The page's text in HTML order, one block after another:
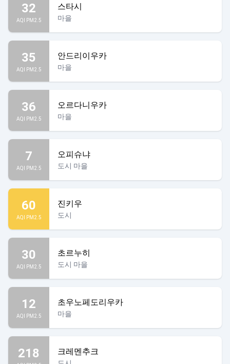
32
AQI PM2.5
스타시
마을
35
AQI PM2.5
안드리이우카
마을
36
AQI PM2.5
오르다니우카
마을
7
AQI PM2.5
오피슈냐
도시 마을
60
AQI PM2.5
진키우
도시
30
AQI PM2.5
초르누히
도시 마을
12
AQI PM2.5
초우노페도리우카
마을
218 크레멘추크